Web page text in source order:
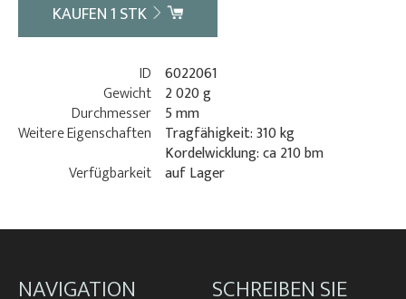
KAUFEN1 STK
ID 6022061
Gewicht 2 020 g
Durchmesser 5 mm
Weitere Eigenschaften
Tragfähigkeit: 310 kg
Kordelwicklung: ca 210 bm
Verfügbarkeit auf Lager
NAVIGATION
SCHREIBEN SIE